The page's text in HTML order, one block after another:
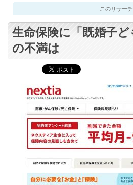
このリサーチ
生命保険に「既婚子
の不満は